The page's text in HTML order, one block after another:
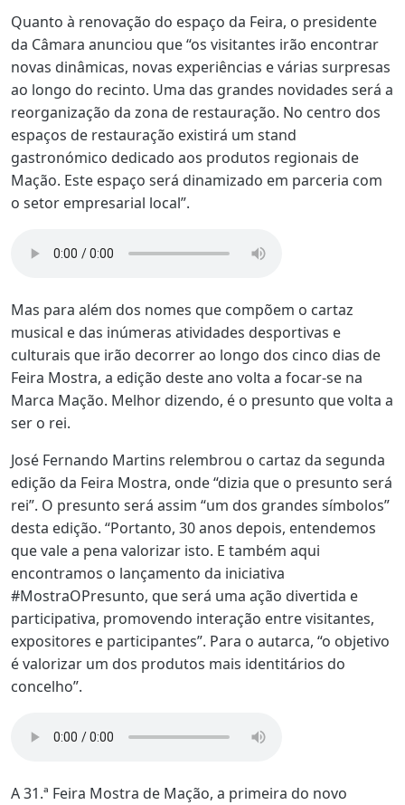
Quanto à renovação do espaço da Feira, o presidente
da Câmara anunciou que “os visitantes irão encontrar
novas dinâmicas, novas experiências e várias surpresas
ao longo do recinto. Uma das grandes novidades será a
reorganização da zona de restauração. No centro dos
espaços de restauração existirá um stand
gastronómico dedicado aos produtos regionais de
Mação. Este espaço será dinamizado em parceria com
o setor empresarial local”.
Mas para além dos nomes que compõem o cartaz
musical e das inúmeras atividades desportivas e
culturais que irão decorrer ao longo dos cinco dias de
Feira Mostra, a edição deste ano volta a focar-se na
Marca Mação. Melhor dizendo, é o presunto que volta a
ser o rei.
José Fernando Martins relembrou o cartaz da segunda
edição da Feira Mostra, onde “dizia que o presunto será
rei”. O presunto será assim “um dos grandes símbolos”
desta edição. “Portanto, 30 anos depois, entendemos
que vale a pena valorizar isto. E também aqui
encontramos o lançamento da iniciativa
#MostraOPresunto, que será uma ação divertida e
participativa, promovendo interação entre visitantes,
expositores e participantes”. Para o autarca, “o objetivo
é valorizar um dos produtos mais identitários do
concelho”.
A 31.ª Feira Mostra de Mação, a primeira do novo